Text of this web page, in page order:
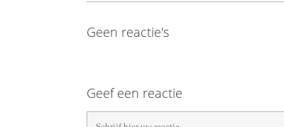
Geen reactie's
Geef een reactie